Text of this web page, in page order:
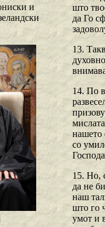
и
што
да Го
13.
14. По
нашето
со
15. Но,
да не
наш
што го
умот и